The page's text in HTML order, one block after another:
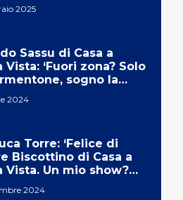
2025
Sassu di Casa a
Vista: ‘Fuori zona? Solo
sogno la
2024
Torre: ‘Felice di
Biscottino di Casa a
Vista. Un mio show?
2024